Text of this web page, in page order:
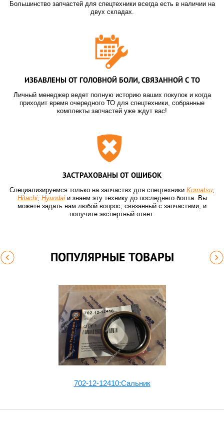
Большинство запчастей для спецтехники всегда есть в наличии на
двух складах.
ИЗБАВЛЕНЫ ОТ ГОЛОВНОЙ БОЛИ, СВЯЗАННОЙ С ТО
Личный менеджер ведет полную историю ваших покупок и когда
приходит время очередного ТО для спецтехники, собранные
комплекты запчастей уже ждут вас!
ЗАСТРАХОВАНЫ ОТ ОШИБОК
Специализируемся только на запчастях для спецтехники Komatsu,
Hitachi, Hyundaiи знаем эту технику до последнего болта. Вы
можете задать нам любой вопрос, связанный с запчастями, и
получите экспертный ответ.
ПОПУЛЯРНЫЕ ТОВАРЫ
702-12-12410:Сальник